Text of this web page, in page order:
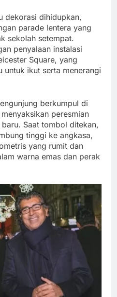
dekorasi dihidupkan,
parade lentera yang
sekolah setempat.
penyalaan instalasi
Square, yang
untuk ikut serta menerangi
berkumpul di
peresmian
Saat tombol ditekan,
tinggi ke angkasa,
yang rumit dan
warna emas dan perak